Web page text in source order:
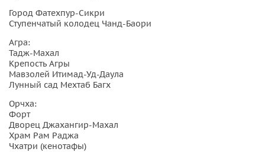
Город Фатехпур-Сикри
Ступенчатый колодец Чанд-Баори
Агра:
Тадж-Махал
Крепость Агры
Мавзолей Итимад-Уд-Даула
Лунный сад Мехтаб Багх
Орчха:
Форт
Дворец Джахангир-Махал
Храм Рам Раджа
Чхатри (кенотафы)